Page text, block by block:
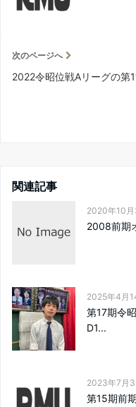
次のページへ
2022令昭位戦Aリーグの第
関連記事
2020年10
2008前期
2025年4月
第17期令
D1...
2023年7月3
第15期前